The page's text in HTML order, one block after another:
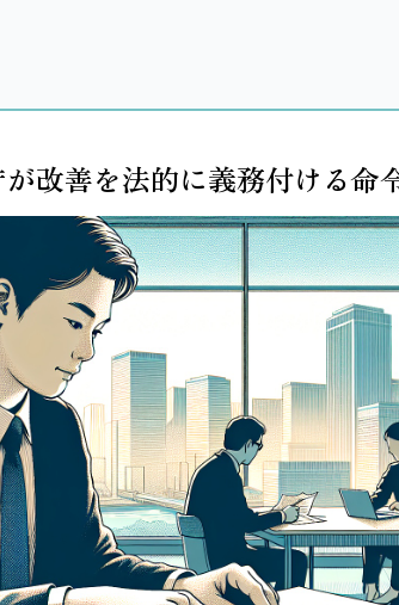
改善を法的に義務付ける命